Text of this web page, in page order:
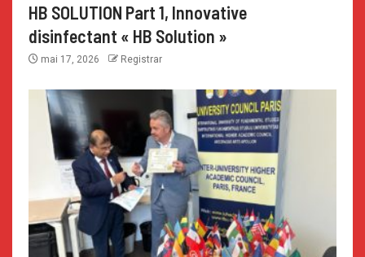
HB SOLUTION Part 1, Innovative
disinfectant « HB Solution »
mai 17, 2026 Registrar